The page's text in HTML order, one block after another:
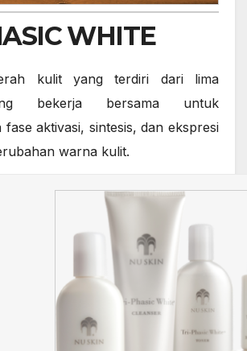
WHITE
kulit yang terdiri dari lima
bekerja bersama untuk
fase aktivasi, sintesis, dan ekspresi
warna kulit.